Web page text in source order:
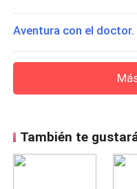
Aventura con el
También te